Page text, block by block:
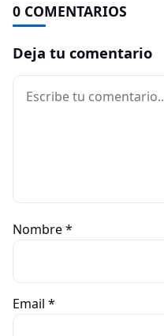
0 COMENTARIOS
Deja tu comentario
Comentario
Nombre*
Email *